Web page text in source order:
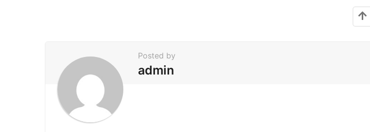
Posted by
admin